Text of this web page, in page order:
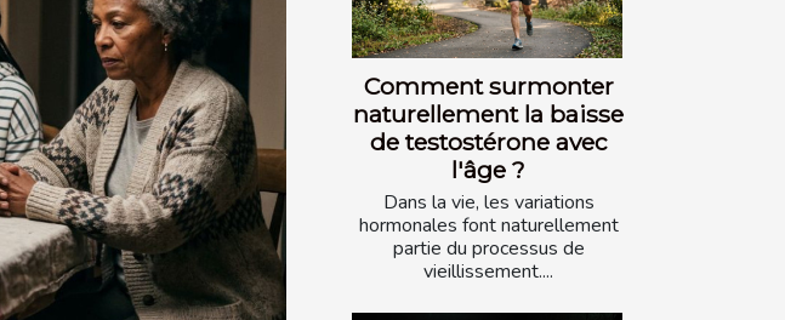
Comment surmonter
naturellement la baisse
de testostérone avec
l'âge ?
Dans la vie, les variations
hormonales font naturellement
partie du processus de
vieillissement....